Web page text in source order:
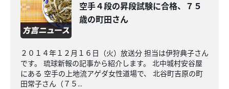
空手４段の昇段試験に合格、７５
歳の町田さん
２０１４年１２月１６日（火）放送分 担当は伊狩典子さん
です。 琉球新報の記事から紹介します。 北中城村安谷屋
にある 空手の上地流アゲダ女性道場で、 北谷町吉原の町
田常子さん（７５...